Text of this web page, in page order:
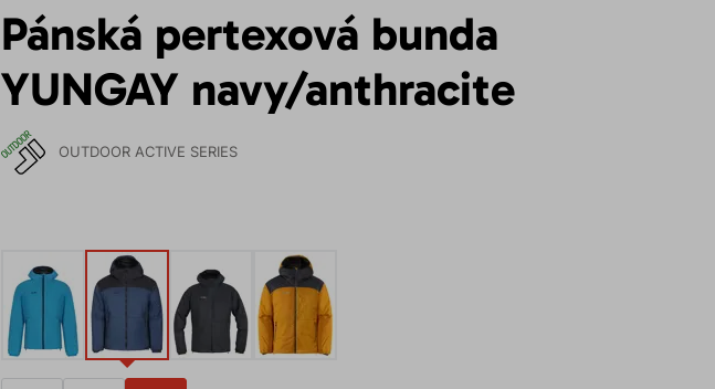
Pánská pertexová bunda
YUNGAY navy/anthracite
OUTDOOR ACTIVE SERIES